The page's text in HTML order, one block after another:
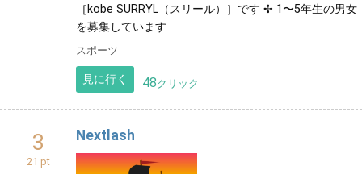
［kobe SURRYL（スリール）］です ✢ 1〜5年生の男女
を募集しています
スポーツ
見に行く 48クリック
3
21 pt
Nextlash